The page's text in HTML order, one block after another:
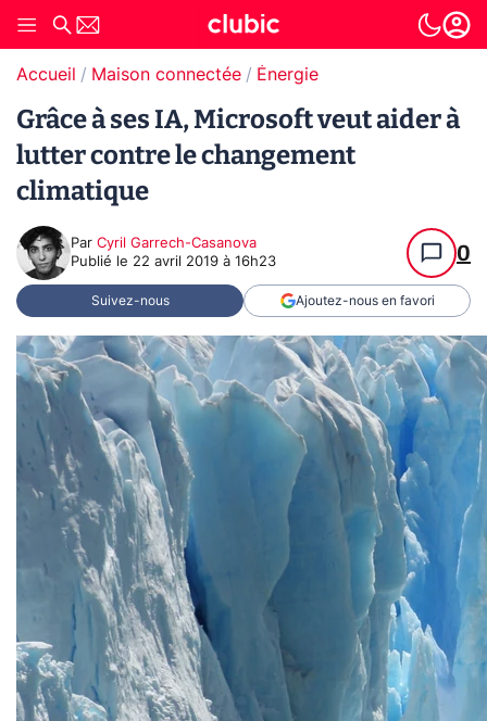
Accueil Maison connectée Énergie
Grâce à ses IA, Microsoft veut aider à
lutter contre le changement
climatique
Par Cyril Garrech-Casanova
Publié le 22 avril 2019 à 16h23 0
Suivez-nous Ajoutez-nous en favori